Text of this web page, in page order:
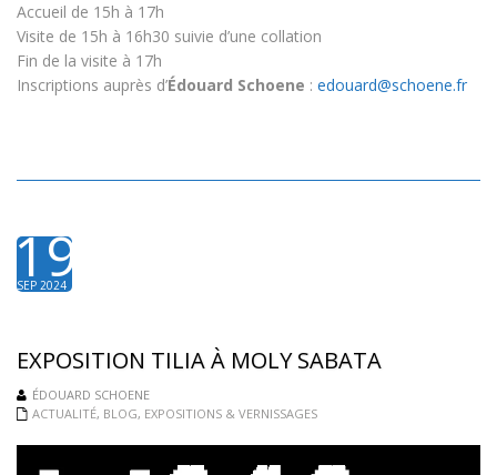
Accueil de 15h à 17h
Visite de 15h à 16h30 suivie d’une collation
Fin de la visite à 17h
Inscriptions auprès d’Édouard Schoene : edouard@schoene.fr
19
SEP 2024
EXPOSITION TILIA À MOLY SABATA
ÉDOUARD SCHOENE
ACTUALITÉ, BLOG, EXPOSITIONS & VERNISSAGES